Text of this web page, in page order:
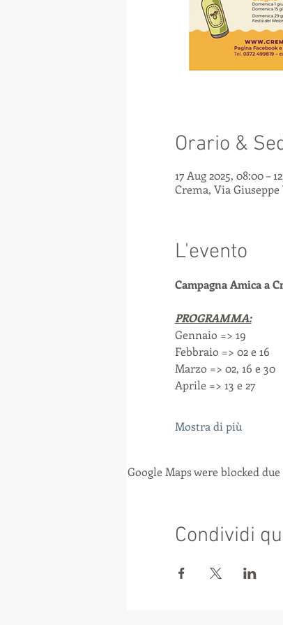
Orario &
17 Aug 2025, 08:00 –
Crema, Via
L'evento
Campagna Amica a
PROGRAMMA:
Gennaio => 19
Febbraio => 02 e 16
Marzo => 02, 16 e 30
Aprile => 13 e 27
Mostra di più
Google Maps were blocked
Condividi